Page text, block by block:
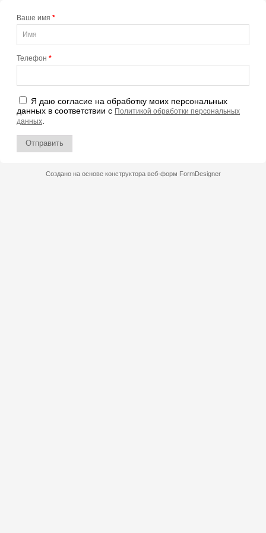
Ваше имя *
Телефон *
Я даю согласие на обработку моих персональных
данных в соответствии с Политикой обработки персональных
данных
Отправить
Создано на основе конструктора веб-форм FormDesigner